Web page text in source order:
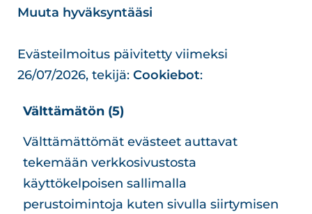
Muuta hyväksyntääsi
Evästeilmoitus päivitetty viimeksi
26/07/2026, tekijä: Cookiebot:
Välttämätön (5)
Välttämättömät evästeet auttavat
tekemään verkkosivustosta
käyttökelpoisen sallimalla
perustoimintoja kuten sivulla siirtymisen